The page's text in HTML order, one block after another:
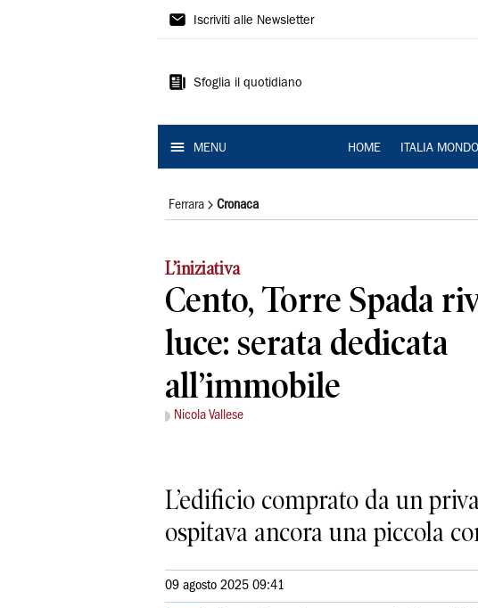
La
Ferrara
Iscriviti alle Newsletter
Sfoglia il quotidiano
MENU HOME ITALIA MONDO
Ferrara Cronaca
L’iniziativa
Cento, Torre Spada
luce: serata dedicata
all’immobile
Nicola Vallese
L’edificio comprato da un
ospitava ancora una piccola
09 agosto 2025 09:41